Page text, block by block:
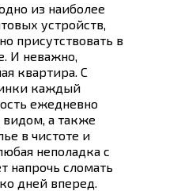
из наиболее
устройств,
присутствовать в
И неважно,
квартира. С
каждый
ежедневно
а также
в чистоте и
неполадка с
напрочь сломать
дней вперед.